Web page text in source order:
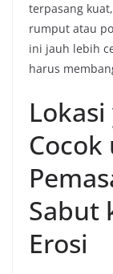
terpasang
rumput atau
ini jauh lebih
harus
Sabut
Erosi